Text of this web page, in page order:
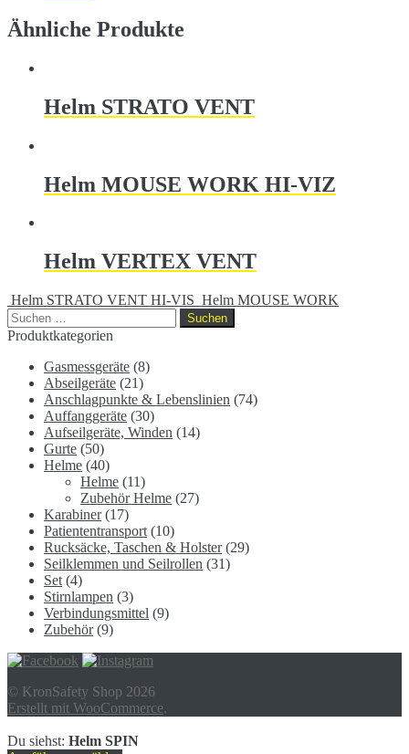
Ähnliche Produkte
Helm STRATO VENT
Helm MOUSE WORK HI-VIZ
Helm VERTEX VENT
Helm STRATO VENT HI-VIS Helm MOUSE WORK
Suchen
nach:
Produktkategorien
Gasmessgeräte (8)
Abseilgeräte (21)
Anschlagpunkte & Lebenslinien (74)
Auffanggeräte (30)
Aufseilgeräte, Winden (14)
Gurte (50)
Helme (40)
Helme (11)
Zubehör Helme (27)
Karabiner (17)
Patiententransport (10)
Rucksäcke, Taschen & Holster (29)
Seilklemmen und Seilrollen (31)
Set (4)
Stirnlampen (3)
Verbindungsmittel (9)
Zubehör (9)
© KronSafety Shop 2026
Erstellt mit WooCommerce.
Du siehst: Helm SPIN